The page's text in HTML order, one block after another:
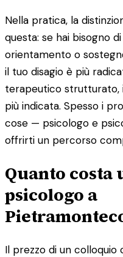
Nella pratica, la
questa: se hai bisogno
orientamento o
il tuo disagio è più
terapeutico strutturato,
più indicata. Spesso i
cose — psicologo e
offrirti un percorso
Quanto costa
psicologo a
Il prezzo di un colloquio